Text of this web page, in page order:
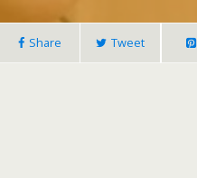
Share Tweet